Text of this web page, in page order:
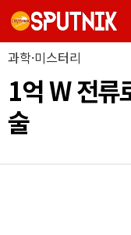
과학·미스터리
1억 W 전류
술